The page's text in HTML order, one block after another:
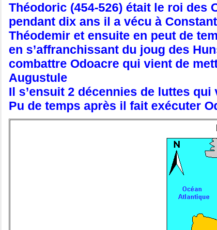
Théodoric (454-526) était le roi des
pendant dix ans il a vécu à
Théodemir et ensuite en peut de
en s’affranchissant du joug des
combattre Odoacre qui vient de
Augustule
Il s’ensuit 2 décennies de luttes
Pu de temps après il fait exécuter